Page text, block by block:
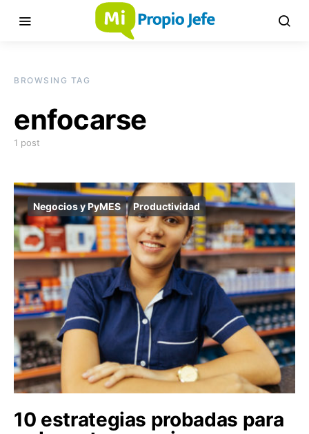
BROWSING TAG
enfocarse
1 post
Negocios y PyMES Productividad
10 estrategias probadas para